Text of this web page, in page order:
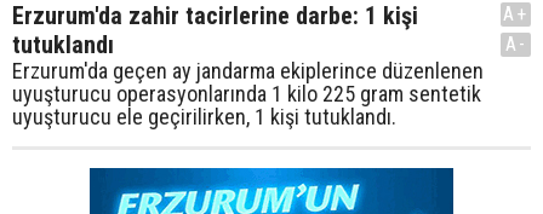
Erzurum'da zahir tacirlerine darbe: 1 kişi
tutuklandı
Erzurum'da geçen ay jandarma ekiplerince düzenlenen
uyuşturucu operasyonlarında 1 kilo 225 gram sentetik
uyuşturucu ele geçirilirken, 1 kişi tutuklandı.
A+
A-